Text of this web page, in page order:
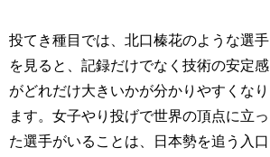
投てき種目では、北口榛花のような選手
を見ると、記録だけでなく技術の安定感
がどれだけ大きいかが分かりやすくなり
ます。女子やり投げで世界の頂点に立っ
た選手がいることは、日本勢を追う入口